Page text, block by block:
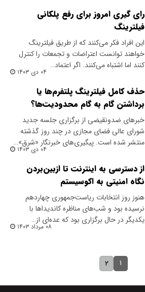
رای گیری امروز برای رفع پلکانی
فیلترینگ
این افراد فکر می‌کنند که از طریق فیلترینگ
خواهند توانست اعتراضات و تجمعات را کنترل
کنند اما اشتباه می‌کنند. اگر اعتماد…
۰۴ دی ۱۴۰۳
حذف کامل فیلترینگ پلتفرم‌ها یا
برداشتن گام به گام محدودیت‌ها؟
خبر‌های ضدونقیضی از برگزاری جلسه جدید
شورای ‌عالی فضای مجازی در چند روز گذشته
منتشر شده است. پیگیری‌های خبرنگار «شرق»…
۰۴ دی ۱۴۰۳
از دسترسی به اینترنت تا ازبین‌بردن
نگاه امنیتی به اکوسیستم
هنوز روز انتخابات ریاست‌جمهوری چهاردهم
نرسیده بود و شب‌های مناظره کاندیداها با
یکدیگر در حال برگزاری بود که عده‌ای از…
۰۸ مرداد ۱۴۰۳
۱ ۲